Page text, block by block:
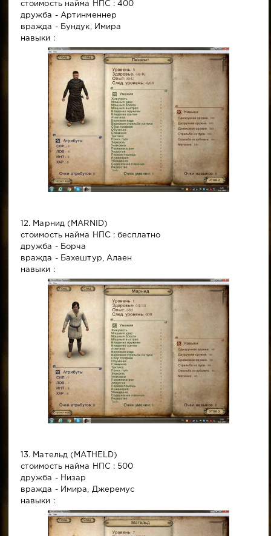
стоимость найма НПС : 400
дружба - Артинменнер
вражда - Бундук, Имира
навыки :
12. Марнид (MARNID)
стоимость найма НПС : бесплатно
дружба - Борча
вражда - Бахештур, Алаен
навыки :
13. Мательд (MATHELD)
стоимость найма НПС : 500
дружба - Низар
вражда - Имира, Джеремус
навыки :